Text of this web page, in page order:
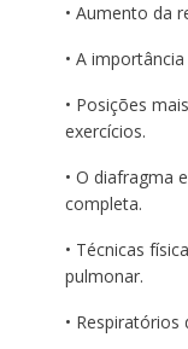
• Aumento da
• A
• Posições
exercícios.
• O diafragma
completa.
• Técnicas
pulmonar.
• Respiratórios